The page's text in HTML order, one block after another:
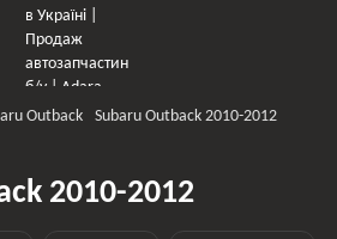
Outback Subaru Outback 2010-2012
2010-2012